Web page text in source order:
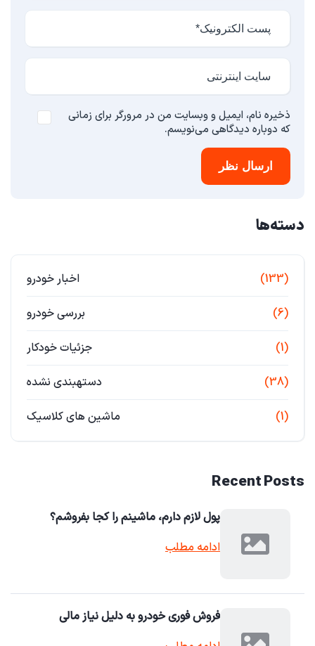
ذخیره نام، ایمیل و وبسایت من در مرورگر برای زمانی
که دوباره دیدگاهی می‌نویسم.
ارسال نظر
دسته‌ها
اخبار خودرو (133)
بررسی خودرو (6)
جزئیات خودکار (1)
دستهبندی نشده (38)
ماشین های کلاسیک (1)
Recent Posts
پول لازم دارم، ماشینم را کجا بفروشم؟
ادامه مطلب
فروش فوری خودرو به دلیل نیاز مالی